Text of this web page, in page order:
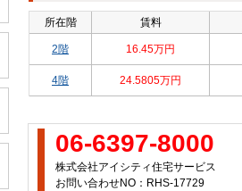
所在階 賃料
2階 16.45万円
4階 24.5805万円
06-6397-8000
株式会社アイシティ住宅サービス
お問い合わせNO：RHS-17729